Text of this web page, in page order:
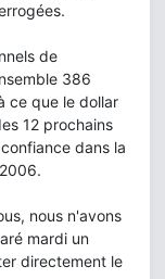
de
386
ce que le dollar
12 prochains
dans la
nous n'avons
mardi un
directement le